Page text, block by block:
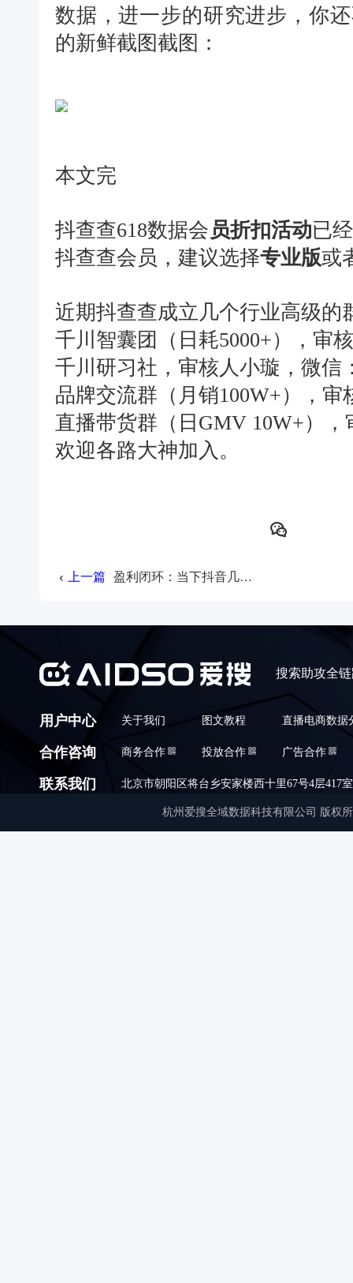
数据，进一步的研究进步，你
的新鲜截图截图：
本文完
抖查查618数据会 员折扣活动已
抖查查会员，建议选择专业版或
近期抖查查成立几个行业高级的
千川智囊团（日耗5000+），审
千川研习社，审核人小璇，微信
品牌交流群（月销100W+），审
直播带货群（日GMV 10W+）
欢迎各路大神加入。
上一篇 盈利闭环：当下抖音几种能赚钱的代运营模式拆解
搜索助攻全
用户中心 关于我们 图文教程 直播电商数据
合作咨询 商务合作 投放合作 广告合作
联系我们 北京市朝阳区将台乡安家楼西十里67号4层417室
杭州爱搜全域数据科技有限公司 版权